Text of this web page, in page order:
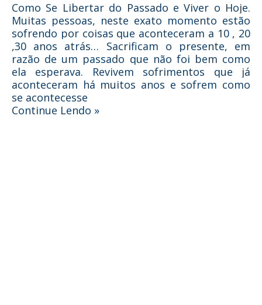
Como Se Libertar do Passado e Viver o Hoje.
Muitas pessoas, neste exato momento estão
sofrendo por coisas que aconteceram a 10 , 20
,30 anos atrás… Sacrificam o presente, em
razão de um passado que não foi bem como
ela esperava. Revivem sofrimentos que já
aconteceram há muitos anos e sofrem como
se acontecesse
Continue Lendo »